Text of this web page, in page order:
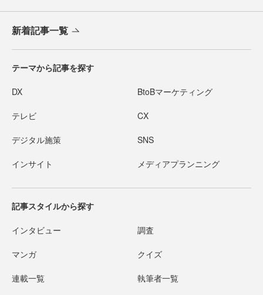
新着記事一覧
テーマから記事を探す
DX BtoBマーケティング
テレビ CX
デジタル施策 SNS
インサイト メディアプランニング
記事スタイルから探す
インタビュー 調査
マンガ クイズ
連載一覧 執筆者一覧